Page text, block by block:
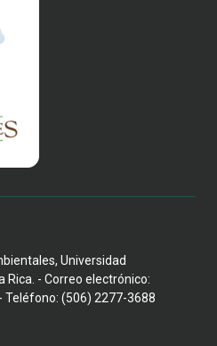
Universidad
Rica. - Correo electrónico:
Teléfono: (506) 2277-3688